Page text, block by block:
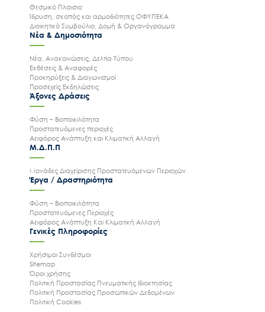
Θεσμικό Πλαισιο
Ίδρυση, σκοπός και αρμοδιότητες ΟΦΥΠΕΚΑ
Διοικητικό Συμβούλιο, Δομή & Οργανόγραμμα
Νέα & Δημοσιότητα
Νέα, Ανακοινώσεις, Δελτία Τύπου
Εκθέσεις & Αναφορές
Προκηρύξεις & Διαγωνισμοί
Προσεχείς Εκδηλώσεις
Άξονες Δράσεις
Φύση – Βιοποικιλότητα
Προστατευόμενες περιοχές
Αειφόρος Ανάπτυξη και Κλιματική Αλλαγή
Μ.Δ.Π.Π
Μονάδες Διαχείρισης Προστατευόμενων Περιοχών
Έργα / Δραστηριότητα
Φύση – Βιοποικιλότητα
Προστατευόμενες Περιοχές
Αειφόρος Ανάπτυξη Και Κλιματική Αλλαγή
Γενικές Πληροφορίες
Χρήσιμοι Συνδέσμοι
Sitemap
Όροι χρήσης
Πολιτική Προστασίας Πνευματικής Ιδιοκτησίας
Πολιτική Προστασίας Προσωπικών Δεδομένων
Πολιτική Cookies